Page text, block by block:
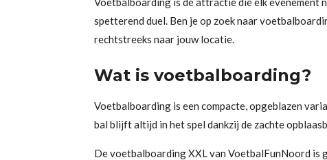
spetterend duel. Ben je op zoek naar
rechtstreeks naar jouw locatie.
Wat is voetbalboarding?
Voetbalboarding is een compacte, opgeblazen
bal blijft altijd in het spel dankzij de zachte
De voetbalboarding XXL van VoetbalFunNoord is